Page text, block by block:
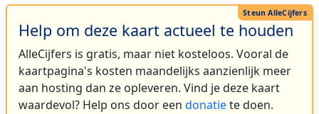
Help om deze kaart actueel te houden
AlleCijfers is gratis, maar niet kosteloos. Vooral de
kaartpagina's kosten maandelijks aanzienlijk meer
aan hosting dan ze opleveren. Vind je deze kaart
waardevol? Help ons door een donatiete doen.